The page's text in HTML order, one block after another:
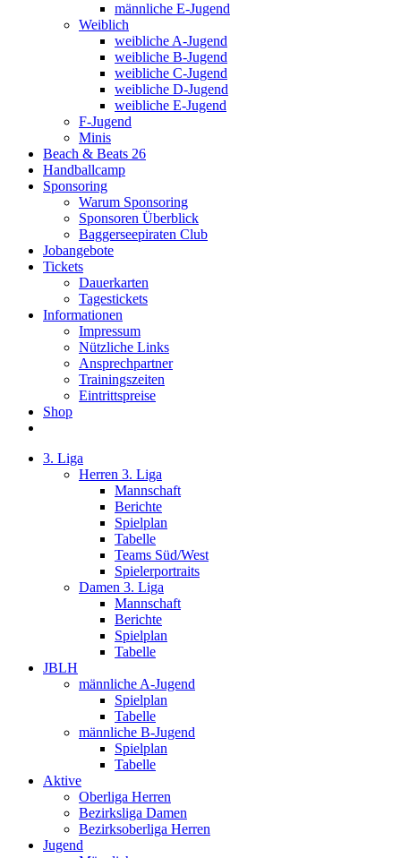
männliche E-Jugend
Weiblich
weibliche A-Jugend
weibliche B-Jugend
weibliche C-Jugend
weibliche D-Jugend
weibliche E-Jugend
F-Jugend
Minis
Beach & Beats 26
Handballcamp
Sponsoring
Warum Sponsoring
Sponsoren Überblick
Baggerseepiraten Club
Jobangebote
Tickets
Dauerkarten
Tagestickets
Informationen
Impressum
Nützliche Links
Ansprechpartner
Trainingszeiten
Eintrittspreise
Shop
3. Liga
Herren 3. Liga
Mannschaft
Berichte
Spielplan
Tabelle
Teams Süd/West
Spielerportraits
Damen 3. Liga
Mannschaft
Berichte
Spielplan
Tabelle
JBLH
männliche A-Jugend
Spielplan
Tabelle
männliche B-Jugend
Spielplan
Tabelle
Aktive
Oberliga Herren
Bezirksliga Damen
Bezirksoberliga Herren
Jugend